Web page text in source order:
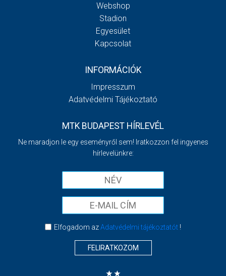
Webshop
Stadion
Egyesület
Kapcsolat
INFORMÁCIÓK
Impresszum
Adatvédelmi Tájékoztató
MTK BUDAPEST HÍRLEVÉL
Ne maradjon le egy eseményről sem! Iratkozzon fel ingyenes
hírlevelünkre:
Elfogadom azAdatvédelmi tájékoztatót!
FELIRATKOZOM